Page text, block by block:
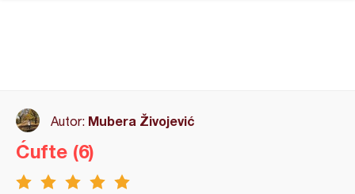
Autor: Mubera Živojević
Ćufte (6)